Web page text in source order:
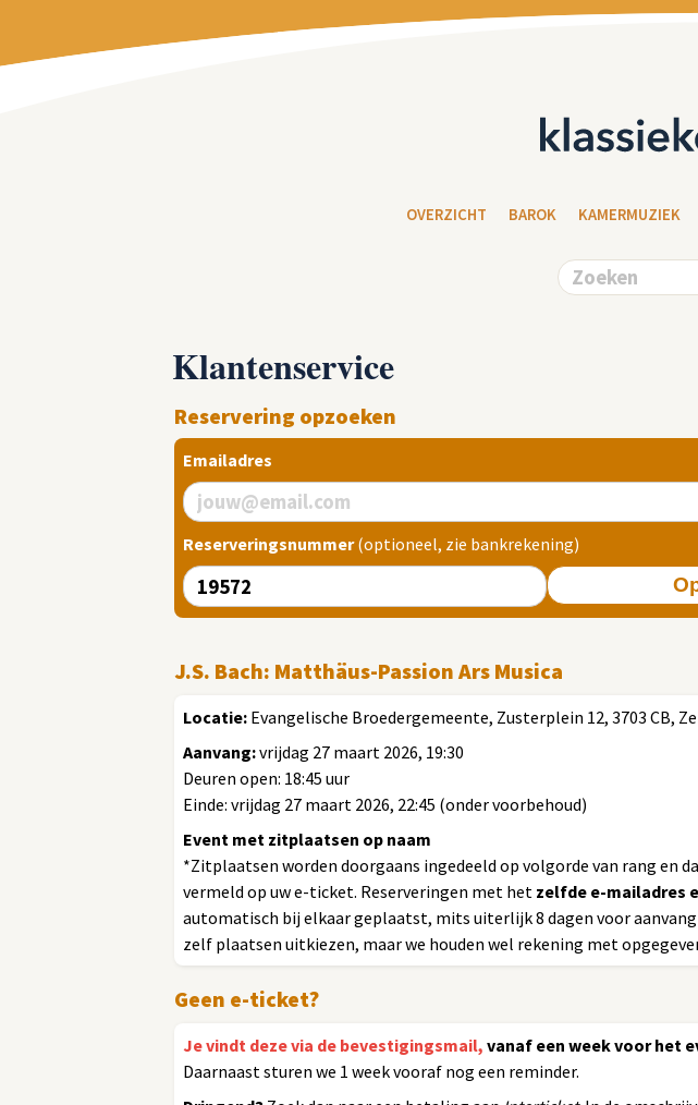
OVERZICHT BAROK KAMERMUZIEK
Klantenservice
Reservering opzoeken
Emailadres
Reserveringsnummer(optioneel, zie bankrekening)
J.S. Bach: Matthäus-Passion Ars Musica
Locatie: Evangelische Broedergemeente, Zusterplein 12, 3703 CB,
Aanvang:vrijdag 27 maart 2026, 19:30
Deuren open: 18:45 uur
Einde: vrijdag 27 maart 2026, 22:45 (onder voorbehoud)
Event met zitplaatsen op naam
*Zitplaatsen worden doorgaans ingedeeld op volgorde van rang en
vermeld op uw e-ticket. Reserveringen met het zelfde e-mailadres
automatisch bij elkaar geplaatst, mits uiterlijk 8 dagen voor
zelf plaatsen uitkiezen, maar we houden wel rekening met
Geen e-ticket?
Je vindt deze via de bevestigingsmail, vanaf een week voor het
Daarnaast sturen we 1 week vooraf nog een reminder.